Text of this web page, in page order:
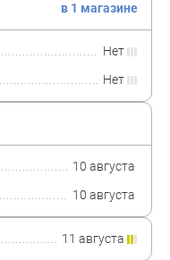
10 августа
10 августа
11 августа
в 1 магазине
Нет
Нет